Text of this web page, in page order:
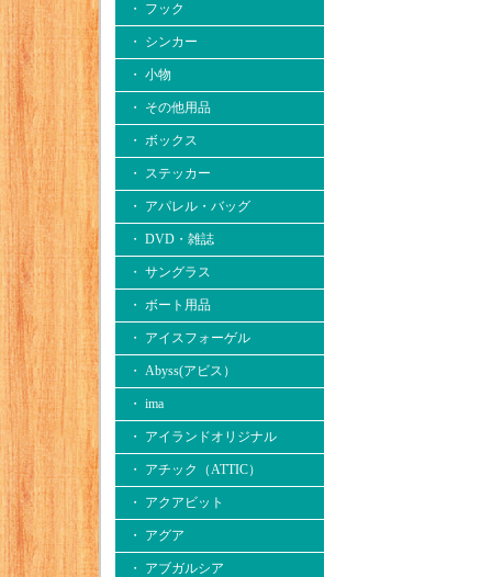
・ フック
・ シンカー
・ 小物
・ その他用品
・ ボックス
・ ステッカー
・ アパレル・バッグ
・ DVD・雑誌
・ サングラス
・ ボート用品
・ アイスフォーゲル
・ Abyss(アビス）
・ ima
・ アイランドオリジナル
・ アチック（ATTIC）
・ アクアビット
・ アグア
・ アブガルシア